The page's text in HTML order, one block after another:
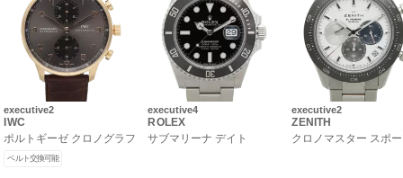
executive2
IWC
ポルトギーゼ クロノグラフ
ベルト交換可能
executive4
ROLEX
サブマリーナ デイト
executive2
ZENITH
クロノマスター スポ